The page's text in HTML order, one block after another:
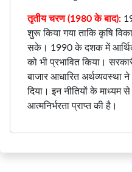
तृतीय चरण (1980 के बाद):
शुरू किया गया ताकि कृषि
सके। 1990 के दशक में आर्थिक
को भी प्रभावित किया।
बाजार आधारित अर्थव्यवस्था
दिया। इन नीतियों के माध्यम से
आत्मनिर्भरता प्राप्त की है।